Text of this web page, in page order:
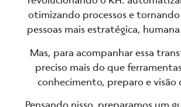
otimizando processos e
pessoas mais estratégica,
Mas, para acompanhar essa
preciso mais do que
conhecimento, preparo e visão